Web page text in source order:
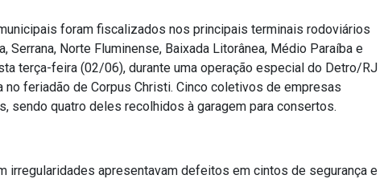
foram fiscalizados nos principais terminais rodoviários
Serrana, Norte Fluminense, Baixada Litorânea, Médio Paraíba e
terça-feira (02/06), durante uma operação especial do Detro/RJ
no feriadão de Corpus Christi. Cinco coletivos de empresas
sendo quatro deles recolhidos à garagem para consertos.
irregularidades apresentavam defeitos em cintos de segurança e